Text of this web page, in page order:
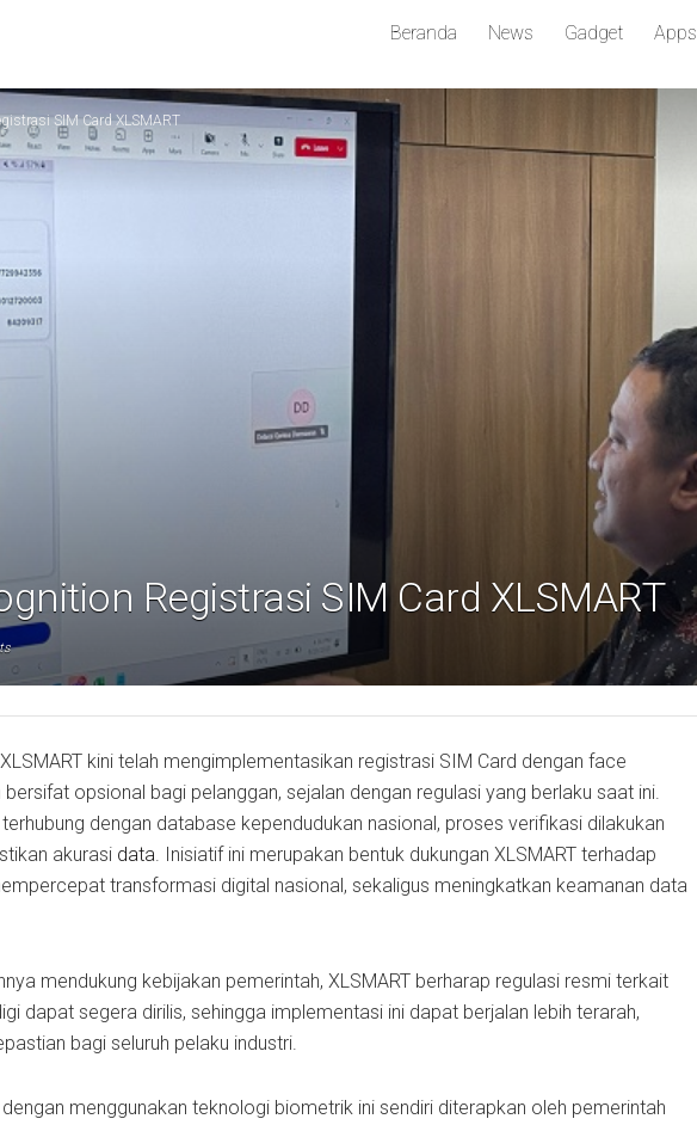
Beranda News Gadget Apps
SIM Card XLSMART
Registrasi SIM Card XLSMART
kini telah mengimplementasikan registrasi SIM Card dengan face
opsional bagi pelanggan, sejalan dengan regulasi yang berlaku saat ini.
dengan database kependudukan nasional, proses verifikasi dilakukan
akurasi data. Inisiatif ini merupakan bentuk dukungan XLSMART terhadap
transformasi digital nasional, sekaligus meningkatkan keamanan data
mendukung kebijakan pemerintah, XLSMART berharap regulasi resmi terkait
dapat segera dirilis, sehingga implementasi ini dapat berjalan lebih terarah,
bagi seluruh pelaku industri.
menggunakan teknologi biometrik ini sendiri diterapkan oleh pemerintah